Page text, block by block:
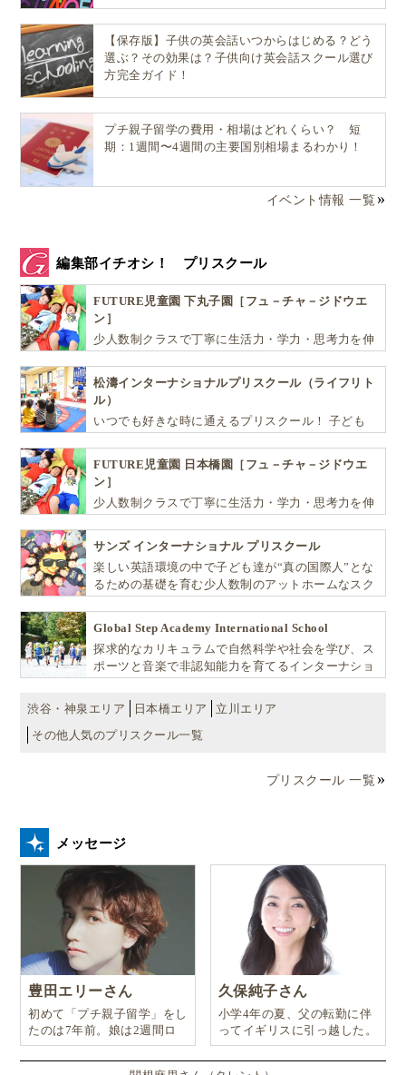
【保存版】子供の英会話いつからはじめる？どう
選ぶ？その効果は？子供向け英会話スクール選び
方完全ガイド！
プチ親子留学の費用・相場はどれくらい？ 短
期：1週間〜4週間の主要国別相場まるわかり！
イベント情報 一覧
編集部イチオシ！ プリスクール
FUTURE児童園 下丸子園［フュ－チャ－ジドウエ
ン］
少人数制クラスで丁寧に生活力・学力・思考力を伸
松濤インターナショナルプリスクール（ライフリト
ル）
いつでも好きな時に通えるプリスクール！ 子ども
自ら進んで学ぶこと、考える力を育みます
FUTURE児童園 日本橋園［フュ－チャ－ジドウエ
ン］
少人数制クラスで丁寧に生活力・学力・思考力を伸
サンズ インターナショナル プリスクール
楽しい英語環境の中で子ども達が“真の国際人”とな
るための基礎を育む少人数制のアットホームなスク
Global Step Academy International School
探求的なカリキュラムで自然科学や社会を学び、ス
ポーツと音楽で非認知能力を育てるインターナショ
渋谷・神泉エリア
日本橋エリア
立川エリア
その他人気のプリスクール一覧
プリスクール 一覧
メッセージ
豊田エリーさん
初めて「プチ親子留学」をし
たのは7年前。娘は2週間ロ
ンドンのサマースクールに通
い、英語劇に挑戦したり、
久保純子さん
小学4年の夏、父の転勤に伴
ってイギリスに引っ越した。